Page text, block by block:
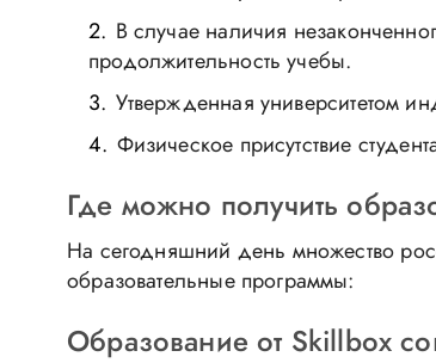
В случае наличия
продолжительность учебы.
Утвержденная университетом
Физическое присутствие
Где можно получить
На сегодняшний день множество
образовательные программы:
Образование от Skillbox